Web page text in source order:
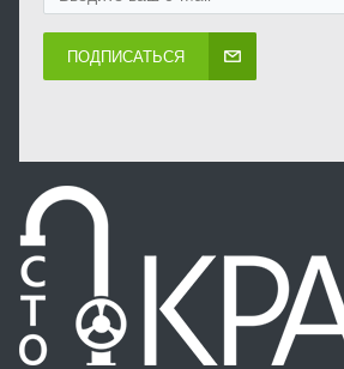
ПОДПИСАТЬСЯ